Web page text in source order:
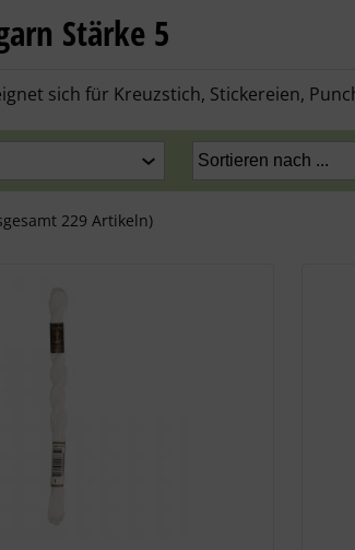
Stärke 5
sich für Kreuzstich, Stickereien,
229 Artikeln)